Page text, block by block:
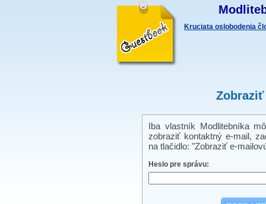
Kruciata oslobodenia
Iba vlastník Modlitebníka
zobraziť kontaktný e-mail,
na tlačidlo: "Zobraziť e-
Heslo pre správu: